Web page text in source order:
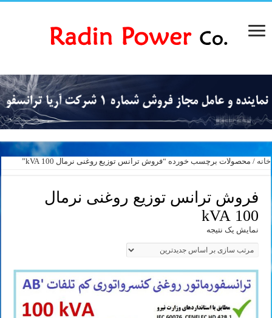
خانه / محصولات برچسب خورده “فروش ترانس توزیع روغنی نرمال 100 kVA”
فروش ترانس توزیع روغنی نرمال
100 kVA
نمایش یک نتیجه